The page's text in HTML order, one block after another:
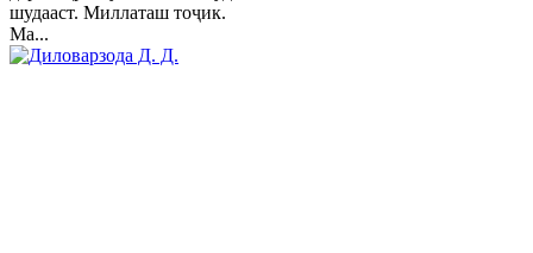
шудааст. Миллаташ тоҷик.
Ма...